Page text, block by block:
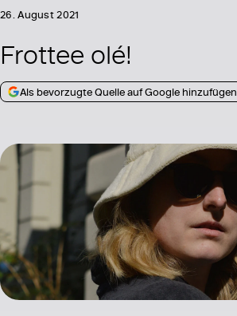
26. August 2021
Frottee olé!
Als bevorzugte Quelle auf Google hinzufügen